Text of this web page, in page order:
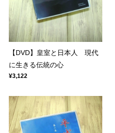
【DVD】皇室と日本人 現代
に生きる伝統の心
¥3,122